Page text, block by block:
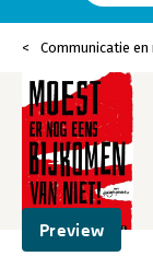
Communicatie en
Preview